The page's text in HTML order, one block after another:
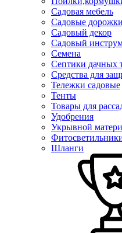
Садовая мебель
Садовые дорожки
Садовый декор
Садовый
Семена
Септики дачных
Средства для
Тележки садовые
Тенты
Товары для
Удобрения
Укрывной
Шланги